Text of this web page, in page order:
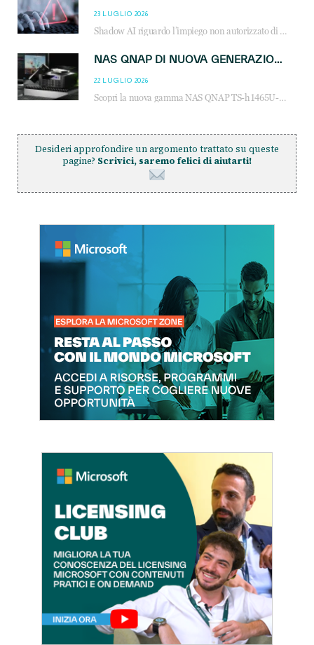
23 LUGLIO 2026
Shadow AI riguardo l’impiego non autorizzato di sistemi AI all’interno dell’azienda. E’ una pratica che si diffonde a partire dai dipendenti fino ai dirigenti e mette a repentaglio la cybersecurity, con costi più elevati per le organizzazioni. Due recenti report illustrano il fenomeno e forniscono dati in merito
NAS QNAP DI NUOVA GENERAZIONE: PIÙ PRESTAZIONI, SCALABILITÀ E PROTEZIONE DEI DATI PER LE INFRASTRUTTURE IT MODERNE
22 LUGLIO 2026
Scopri la nuova gamma NAS QNAP TS-h1465U-RP, TS-h1065eU e TS-h665U: storage aziendale con ZFS, DDR5, E1.S NVMe e connettività 2.5GbE per backup, virtualizzazione e cybersecurity.
Desideri approfondire un argomento trattato su queste
pagine? Scrivici, saremo felici di aiutarti!